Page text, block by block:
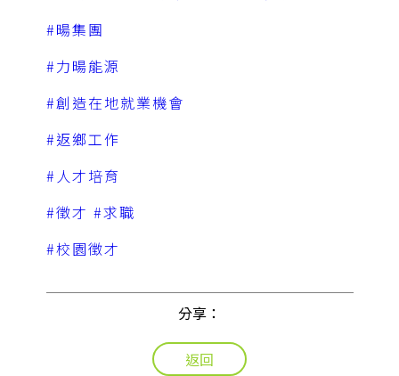
#暘集團
#力暘能源
#創造在地就業機會
#返鄉工作
#人才培育
#徵才 #求職
#校園徵才
分享：
返回